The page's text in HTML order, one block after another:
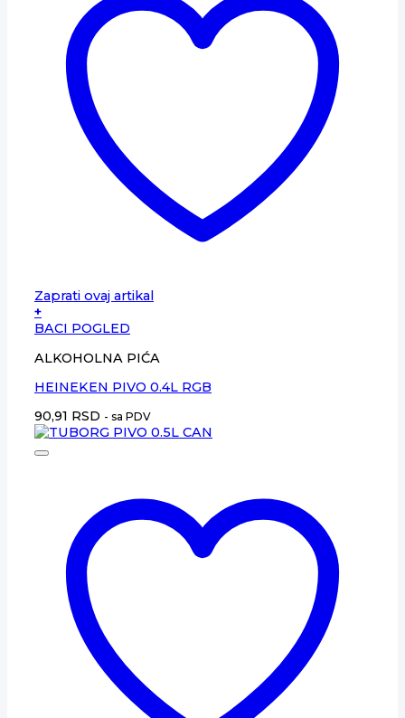
Zaprati ovaj artikal
+
BACI POGLED
ALKOHOLNA PIĆA
HEINEKEN PIVO 0.4L RGB
90,91 RSD - sa PDV